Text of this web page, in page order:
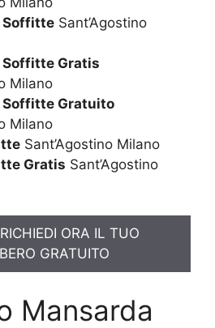
Soffitte Sant’Agostino
Gratis
Milano
Soffitte Gratuito
Milano
Sant’Agostino Milano
Gratis Sant’Agostino
ORA IL TUO
GRATUITO
Mansarda